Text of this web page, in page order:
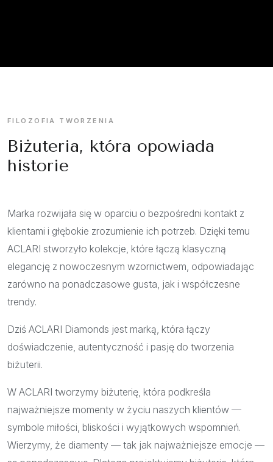
FILOZOFIA TWORZENIA
Biżuteria, która opowiada
historie
Marka rozwijała się w oparciu o bezpośredni kontakt z
klientami i głębokie zrozumienie ich potrzeb. Dzięki temu
ACLARI stworzyło kolekcje, które łączą klasyczną
elegancję z nowoczesnym wzornictwem, odpowiadając
zarówno na ponadczasowe gusta, jak i współczesne
trendy.
Dziś ACLARI Diamonds jest marką, która łączy
doświadczenie, autentyczność i pasję do tworzenia
biżuterii.
W ACLARI tworzymy biżuterię, która podkreśla
najważniejsze momenty w życiu naszych klientów —
symbole miłości, bliskości i wyjątkowych wspomnień.
Wierzymy, że diamenty — tak jak najważniejsze emocje —